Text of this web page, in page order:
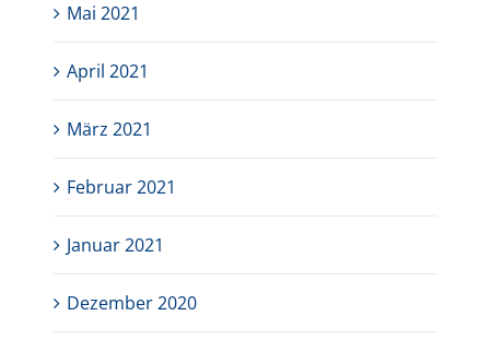
Mai 2021
April 2021
März 2021
Februar 2021
Januar 2021
Dezember 2020